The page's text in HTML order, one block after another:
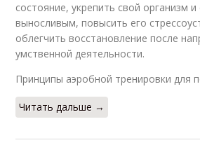
состояние, укрепить свой организм
выносливым, повысить его
облегчить восстановление после
умственной деятельности.
Принципы аэробной тренировки для
Читать дальше →